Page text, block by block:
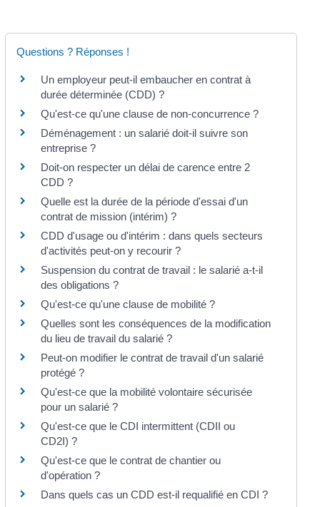
Questions ? Réponses !
Un employeur peut-il embaucher en contrat à
durée déterminée (CDD) ?
Qu'est-ce qu'une clause de non-concurrence ?
Déménagement : un salarié doit-il suivre son
entreprise ?
Doit-on respecter un délai de carence entre 2
CDD ?
Quelle est la durée de la période d'essai d'un
contrat de mission (intérim) ?
CDD d'usage ou d'intérim : dans quels secteurs
d'activités peut-on y recourir ?
Suspension du contrat de travail : le salarié a-t-il
des obligations ?
Qu'est-ce qu'une clause de mobilité ?
Quelles sont les conséquences de la modification
du lieu de travail du salarié ?
Peut-on modifier le contrat de travail d'un salarié
protégé ?
Qu'est-ce que la mobilité volontaire sécurisée
pour un salarié ?
Qu'est-ce que le CDI intermittent (CDII ou
CD2I) ?
Qu'est-ce que le contrat de chantier ou
d'opération ?
Dans quels cas un CDD est-il requalifié en CDI ?